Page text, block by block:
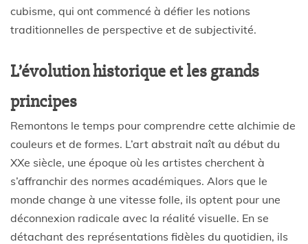
cubisme, qui ont commencé à défier les notions
traditionnelles de perspective et de subjectivité.
L’évolution historique et les grands
principes
Remontons le temps pour comprendre cette alchimie de
couleurs et de formes. L’art abstrait naît au début du
XXe siècle, une époque où les artistes cherchent à
s’affranchir des normes académiques. Alors que le
monde change à une vitesse folle, ils optent pour une
déconnexion radicale avec la réalité visuelle. En se
détachant des représentations fidèles du quotidien, ils